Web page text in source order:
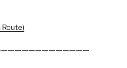
Route)